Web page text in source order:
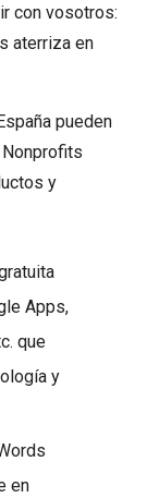
con vosotros:
aterriza en
pueden
y
Apps,
que
y
en